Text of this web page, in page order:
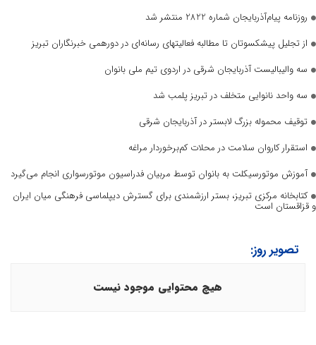
روزنامه پیام‌آذربایجان شماره 2822 منتشر شد
از تجلیل پیشکسوتان تا مطالبه فعالیتهای رسانه‌ای در دورهمی خبرنگاران تبریز
سه والیبالیست آذربایجان‌ شرقی در اردوی تیم ملی بانوان
سه واحد نانوایی متخلف در تبریز پلمب شد
توقیف محموله بزرگ لابستر در آذربایجان شرقی
استقرار کاروان سلامت در محلات کم‌برخوردار مراغه
آموزش موتورسیکلت به بانوان توسط مربیان فدراسیون موتورسواری انجام می‌گیرد
کتابخانه مرکزی تبریز، بستر ارزشمندی برای گسترش دیپلماسی فرهنگی میان ایران
و قزاقستان است
تصویر روز:
هیچ محتوایی موجود نیست